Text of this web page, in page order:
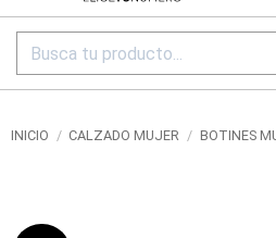
Buscar
INICIO / CALZADO MUJER / BOTINES